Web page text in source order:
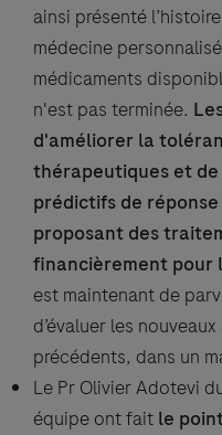
ainsi présenté
médecine
médicaments
n'est pas terminée.
d'améliorer la
thérapeutiques et
prédictifs de
proposant des
financièrement pour
est maintenant de
d’évaluer les
précédents, dans un
Le Pr Olivier Adotevi
équipe ont fait le